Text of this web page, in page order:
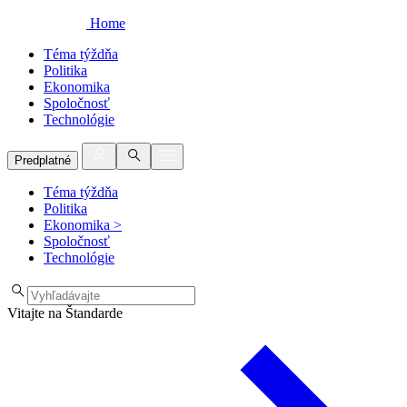
Home
Téma týždňa
Politika
Ekonomika
Spoločnosť
Technológie
Predplatné
Téma týždňa
Politika
Ekonomika >
Spoločnosť
Technológie
Vitajte na Štandarde